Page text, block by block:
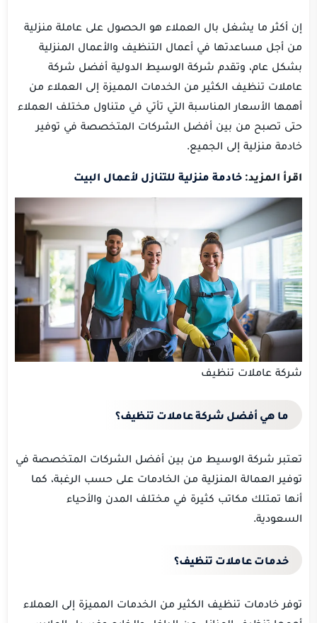
إن أكثر ما يشغل بال العملاء هو الحصول على عاملة منزلية
من أجل مساعدتها في أعمال التنظيف والأعمال المنزلية
بشكل عام، وتقدم شركة الوسيط الدولية أفضل شركة
عاملات تنظيف الكثير من الخدمات المميزة إلى العملاء من
أهمها الأسعار المناسبة التي تأتي في متناول مختلف العملاء
حتى تصبح من بين أفضل الشركات المتخصصة في توفير
خادمة منزلية إلى الجميع.
اقرأ المزيد: خادمة منزلية للتنازل لأعمال البيت
شركة عاملات تنظيف
ما هي أفضل شركة عاملات تنظيف؟
تعتبر شركة الوسيط من بين أفضل الشركات المتخصصة في
توفير العمالة المنزلية من الخادمات على حسب الرغبة، كما
أنها تمتلك مكاتب كثيرة في مختلف المدن والأحياء
السعودية.
خدمات عاملات تنظيف؟
توفر خادمات تنظيف الكثير من الخدمات المميزة إلى العملاء